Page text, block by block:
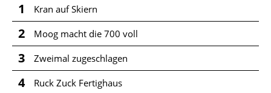
1 Kran auf Skiern
2 Moog macht die 700 voll
3 Zweimal zugeschlagen
4 Ruck Zuck Fertighaus